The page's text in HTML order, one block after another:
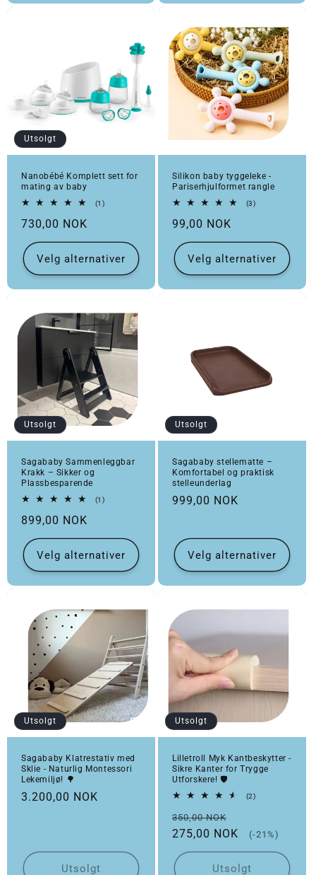
Utsolgt
Nanobébé Komplett sett for
mating av baby
(1)1 totale omtaler
Vanlig pris
730,00 NOK
Velg alternativer
Silikon baby tyggeleke -
Pariserhjulformet rangle
(3)3 totale omtaler
Vanlig pris
99,00 NOK
Velg alternativer
Utsolgt
Sagababy Sammenleggbar
Krakk – Sikker og
Plassbesparende
(1)1 totale omtaler
Vanlig pris
899,00 NOK
Velg alternativer
Utsolgt
Sagababy stellematte –
Komfortabel og praktisk
stelleunderlag
Vanlig pris
999,00 NOK
Velg alternativer
Utsolgt
Sagababy Klatrestativ med
Sklie - Naturlig Montessori
Lekemiljø! 🌳
Vanlig pris
3.200,00 NOK
Utsolgt
Utsolgt
Lilletroll Myk Kantbeskytter -
Sikre Kanter for Trygge
Utforskere! 🛡️
(2)2 totale omtaler
Vanlig pris
350,00 NOK
275,00 NOK
(-21%)
Utsolgt